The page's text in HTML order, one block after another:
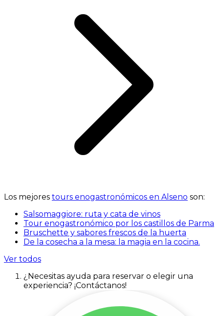
Los mejores tours enogastronómicos en Alseno son:
Salsomaggiore: ruta y cata de vinos
Tour enogastronómico por los castillos de Parma
Bruschette y sabores frescos de la huerta
De la cosecha a la mesa: la magia en la cocina.
Ver todos
¿Necesitas ayuda para reservar o elegir una
experiencia? ¡Contáctanos!